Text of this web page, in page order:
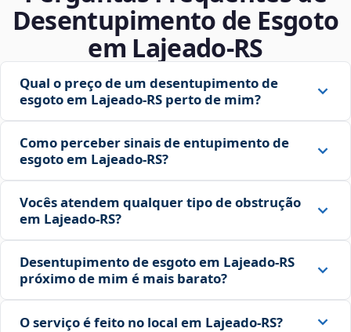
Desentupimento de Esgoto
em Lajeado‑RS
Qual o preço de um desentupimento de
esgoto em Lajeado‑RS perto de mim?
Como perceber sinais de entupimento de
esgoto em Lajeado‑RS?
Vocês atendem qualquer tipo de obstrução
em Lajeado‑RS?
Desentupimento de esgoto em Lajeado‑RS
próximo de mim é mais barato?
O serviço é feito no local em Lajeado‑RS?